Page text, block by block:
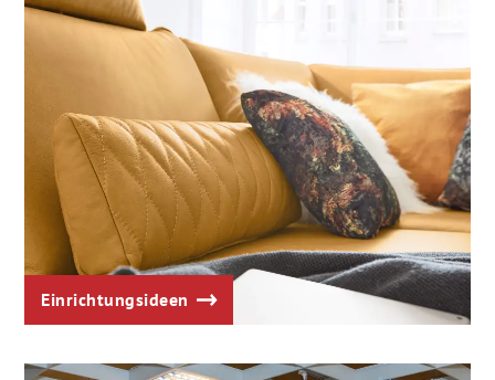
Einrichtungsideen